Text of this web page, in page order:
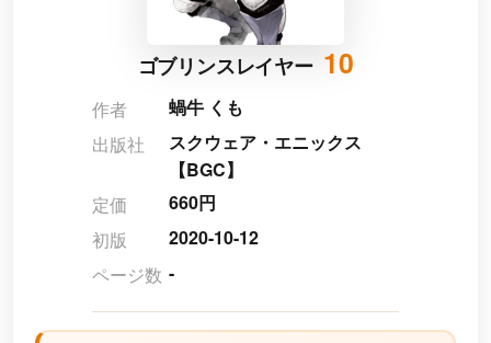
ゴブリンスレイヤー 10
作者
蝸牛 くも
出版社
スクウェア・エニックス
【BGC】
定価
660円
初版
2020-10-12
ページ数 -